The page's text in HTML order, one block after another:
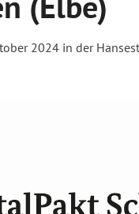
2024 in der